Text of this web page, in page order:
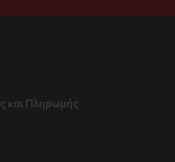
και Πληρωμής